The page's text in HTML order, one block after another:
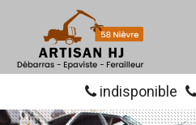
indisponible